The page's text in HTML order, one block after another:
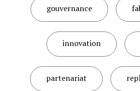
gouvernance
innovation
partenariat